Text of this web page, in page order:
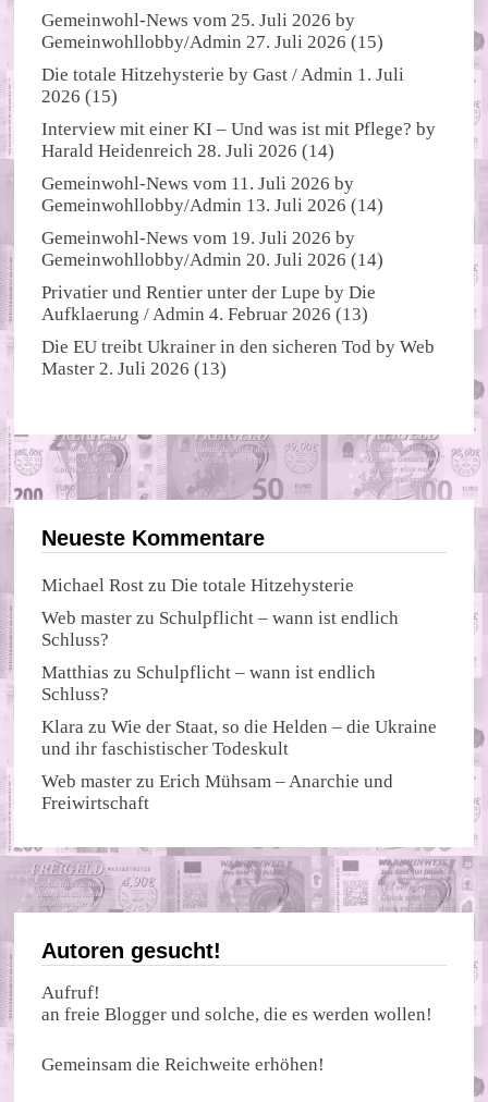
Gemeinwohl-News vom 25. Juli 2026 by
Gemeinwohllobby/Admin 27. Juli 2026 (15)
Die totale Hitzehysterie byGast / Admin 1. Juli
2026 (15)
Interview mit einer KI – Und was ist mit Pflege? by
Harald Heidenreich 28. Juli 2026 (14)
Gemeinwohl-News vom 11. Juli 2026 by
Gemeinwohllobby/Admin 13. Juli 2026 (14)
Gemeinwohl-News vom 19. Juli 2026 by
Gemeinwohllobby/Admin 20. Juli 2026 (14)
Privatier und Rentier unter der Lupe byDie
Aufklaerung / Admin 4. Februar 2026 (13)
Die EU treibt Ukrainer in den sicheren Tod byWeb
Master 2. Juli 2026 (13)
Neueste Kommentare
Michael Rost zuDie totale Hitzehysterie
Web master zu Schulpflicht – wann ist endlich
Schluss?
Matthias zu Schulpflicht – wann ist endlich
Schluss?
Klara zuWie der Staat, so die Helden – die Ukraine
und ihr faschistischer Todeskult
Web master zuErich Mühsam – Anarchie und
Freiwirtschaft
Autoren gesucht!
Aufruf!
an freie Blogger und solche, die es werden wollen!
Gemeinsam die Reichweite erhöhen!